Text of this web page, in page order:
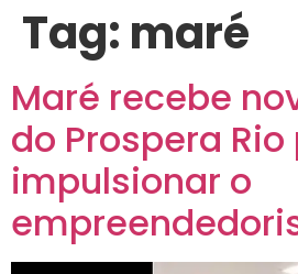
Tag: maré
Maré recebe
do Prospera
impulsionar o